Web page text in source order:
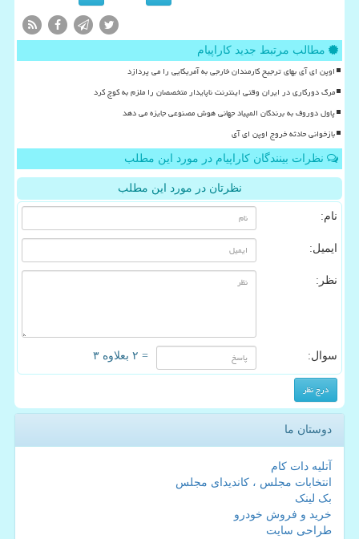
مطالب مرتبط جدید کاراپیام
اوپن ای آی بهای ترجیح کارمندان خارجی به آمریکایی را می پردازد
مرگ دورکاری در ایران وقتی اینترنت ناپایدار متخصصان را ملزم به کوچ کرد
پاول دوروف به برندگان المپیاد جهانی هوش مصنوعی جایزه می دهد
بازخوانی حادثه خروج اوپن ای آی
نظرات بینندگان کاراپیام در مورد این مطلب
نظرتان در مورد این مطلب
نام:
ایمیل:
نظر:
سوال: = ۲ بعلاوه ۳
دوستان ما
آتلیه دات کام
انتخابات مجلس ، کاندیدای مجلس
بک لینک
خرید و فروش خودرو
طراحی سایت